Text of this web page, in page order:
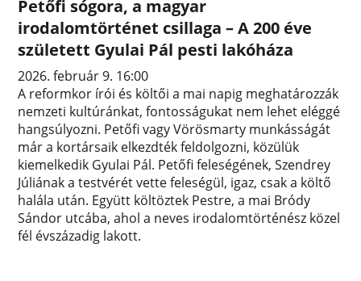
Petőfi sógora, a magyar
irodalomtörténet csillaga – A 200 éve
született Gyulai Pál pesti lakóháza
2026. február 9. 16:00
A reformkor írói és költői a mai napig meghatározzák
nemzeti kultúránkat, fontosságukat nem lehet eléggé
hangsúlyozni. Petőfi vagy Vörösmarty munkásságát
már a kortársaik elkezdték feldolgozni, közülük
kiemelkedik Gyulai Pál. Petőfi feleségének, Szendrey
Júliának a testvérét vette feleségül, igaz, csak a költő
halála után. Együtt költöztek Pestre, a mai Bródy
Sándor utcába, ahol a neves irodalomtörténész közel
fél évszázadig lakott.